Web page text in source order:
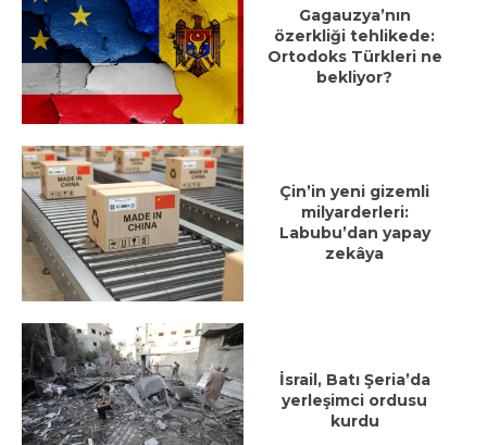
Gagauzya’nın
özerkliği tehlikede:
Ortodoks Türkleri ne
bekliyor?
Çin’in yeni gizemli
milyarderleri:
Labubu’dan yapay
zekâya
İsrail, Batı Şeria’da
yerleşimci ordusu
kurdu